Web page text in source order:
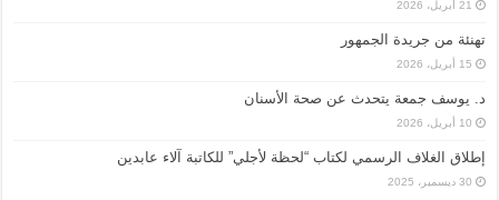
21 أبريل، 2026
تهنئة من جريدة الجمهور
15 أبريل، 2026
د. يوسف جمعة يتحدث عن صحة الأسنان
10 أبريل، 2026
إطلاق الغلاف الرسمي لكتاب “لحظة لأجلي” للكاتبة آلاء عابدين
30 ديسمبر، 2025